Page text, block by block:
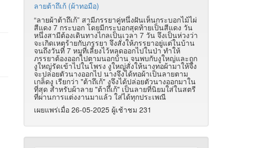
ลายต้าถึเก้ (ผ้าทอมือ)
“ลายผ้าต้าถึเก้” สามีภรรยาคู่หนึ่งฝันเห็นกระบอกไม้ไผ่
สีแดง 7 กระบอก โดยมีกระบอกสุดท้ายเป็นสีแดง วัน
หนึ่งสามีต้องเดินทางไกลเป็นเวลา 7 วัน จึงเป็นห่วงว่า
จะเกิดเหตุร้ายกับภรรยา จึงสั่งให้ภรรยาอยู่แต่ในบ้าน
จนถึงวันที่ 7 หมูที่เลี้ยงไว้หลุดออกไปในป่า ทำให้
ภรรยาต้องออกไปตามนอกบ้าน จนพบกับงูใหญ่และถูก
งูใหญ่รัดเข้าไปในโพรง งูใหญ่สั่งให้นางทอผ้ามาให้จึง
จะปล่อยตัวนางออกไป นางจึงได้ทอผ้าเป็นลายตาม
เกล็ดงู เรียกว่า "ต้าถึเก้" งูจึงได้ปล่อยตัวนางออกมาใน
ที่สุด สำหรับผ้าลาย "ต้าถึเก้" เป็นลายที่นิยมใส่ในสตรี
ที่ผ่านการแต่งงานมาแล้ว ใส่ได้ทุกประเพณี
เผยแพร่เมื่อ 26-05-2025 ผู้เช้าชม 231